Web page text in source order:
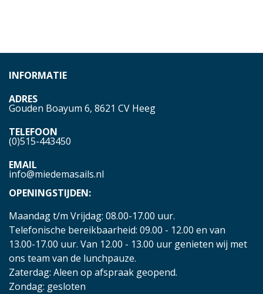
INFORMATIE
ADRES
Gouden Boayum 6, 8621 CV Heeg
TELEFOON
(0)515-443450
EMAIL
info@miedemasails.nl
OPENINGSTIJDEN:
Maandag t/m Vrijdag: 08.00-17.00 uur.
Telefonische bereikbaarheid: 09.00 - 12.00 en van
13.00-17.00 uur. Van 12.00 - 13.00 uur genieten wij met
ons team van de lunchpauze.
Zaterdag: Aleen op afspraak geopend.
Zondag: gesloten